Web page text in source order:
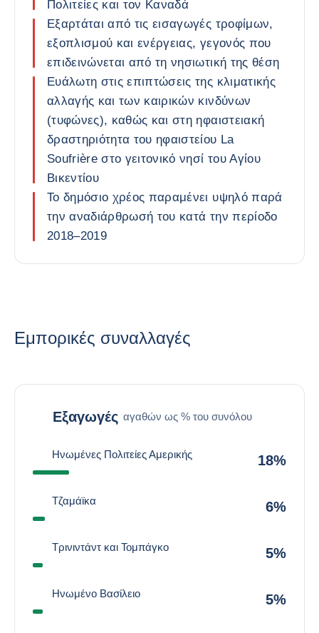
Πολιτείες και τον Καναδά
Εξαρτάται από τις εισαγωγές τροφίμων,
εξοπλισμού και ενέργειας, γεγονός που
επιδεινώνεται από τη νησιωτική της θέση
Ευάλωτη στις επιπτώσεις της κλιματικής
αλλαγής και των καιρικών κινδύνων
(τυφώνες), καθώς και στη ηφαιστειακή
δραστηριότητα του ηφαιστείου La
Soufrière στο γειτονικό νησί του Αγίου
Βικεντίου
Το δημόσιο χρέος παραμένει υψηλό παρά
την αναδιάρθρωσή του κατά την περίοδο
2018–2019
Εμπορικές συναλλαγές
Εξαγωγές αγαθών ως % του συνόλου
Ηνωμένες Πολιτείες Αμερικής 18%
Τζαμάϊκα 6%
Τρινιντάντ και Τομπάγκο 5%
Ηνωμένο Βασίλειο 5%